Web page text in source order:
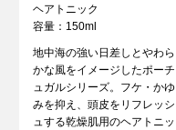
ヘアトニック
容量：150ml
地中海の強い日差しとやわら
かな風をイメージしたポーチ
ュガルシリーズ。フケ・かゆ
みを抑え、頭皮をリフレッシ
ュする乾燥肌用のヘアトニッ